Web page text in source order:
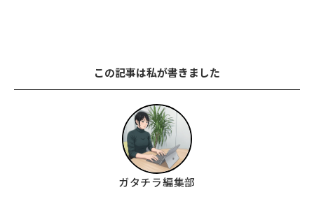
この記事は私が書きました
ガタチラ編集部